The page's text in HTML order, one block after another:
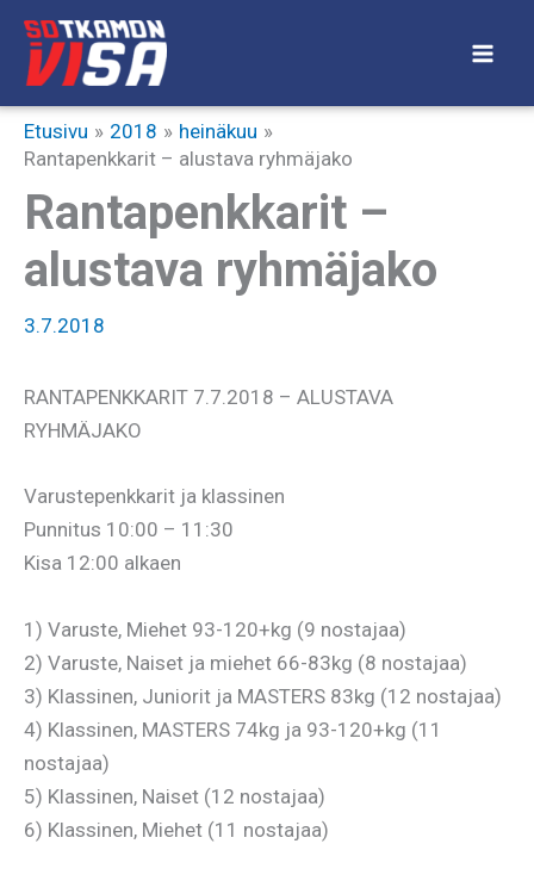
Siirry
sisältöön
Etusivu 2018
heinäkuu
Rantapenkkarit – alustava ryhmäjako
Rantapenkkarit –
alustava ryhmäjako
3.7.2018
RANTAPENKKARIT 7.7.2018 – ALUSTAVA
RYHMÄJAKO
Varustepenkkarit ja klassinen
Punnitus 10:00 – 11:30
Kisa 12:00 alkaen
1) Varuste, Miehet 93-120+kg (9 nostajaa)
2) Varuste, Naiset ja miehet 66-83kg (8 nostajaa)
3) Klassinen, Juniorit ja MASTERS 83kg (12 nostajaa)
4) Klassinen, MASTERS 74kg ja 93-120+kg (11
nostajaa)
5) Klassinen, Naiset (12 nostajaa)
6) Klassinen, Miehet (11 nostajaa)